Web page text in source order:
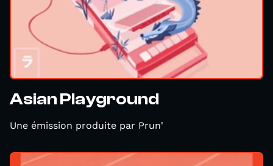
Asian Playground
Une émission produite par Prun'